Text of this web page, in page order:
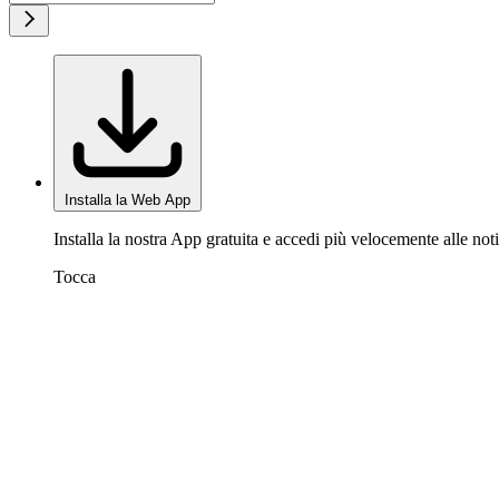
Installa la Web App
Installa la nostra App gratuita e accedi più velocemente alle
Tocca